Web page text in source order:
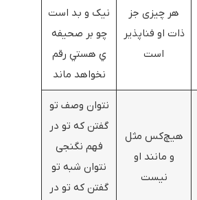
هر چیزی جز
ذات او فناپذیر
است
نیک و بد است
چو بر صحيفه
ي هستي رقم
نخواهد ماند
هیچ‌کس مثل
و مانند او
نیست
نتوان وصف تو
گفتن که تو در
فهم نگنجی
نتوان شبه تو
گفتن که تو در